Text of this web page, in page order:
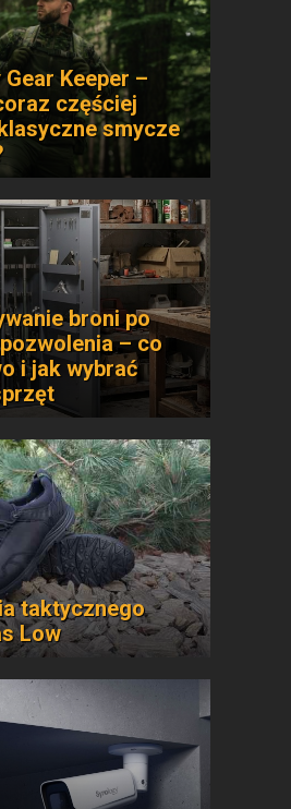
Keeper –
częściej
smycze
broni po
– co
i jak wybrać
taktycznego
Low